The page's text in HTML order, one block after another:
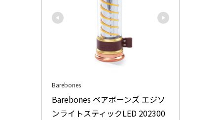
Barebones
Barebones ベアボーンズ エジソ
ンライトスティックLED 202300